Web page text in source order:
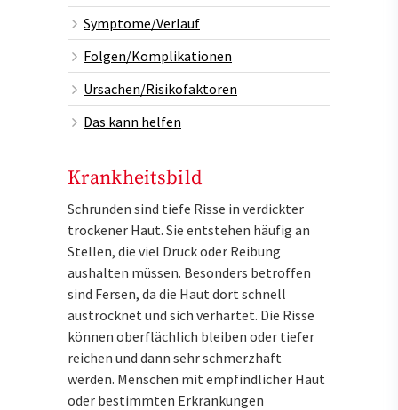
Symptome/Verlauf
Folgen/Komplikationen
Ursachen/Risikofaktoren
Das kann helfen
Krankheitsbild
Schrunden sind tiefe Risse in verdickter
trockener Haut. Sie entstehen häufig an
Stellen, die viel Druck oder Reibung
aushalten müssen. Besonders betroffen
sind Fersen, da die Haut dort schnell
austrocknet und sich verhärtet. Die Risse
können oberflächlich bleiben oder tiefer
reichen und dann sehr schmerzhaft
werden. Menschen mit empfindlicher Haut
oder bestimmten Erkrankungen